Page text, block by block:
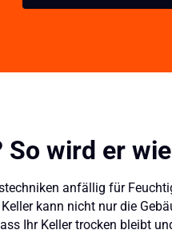
So wird er
anfällig für
kann nicht nur die
Ihr Keller trocken bleibt